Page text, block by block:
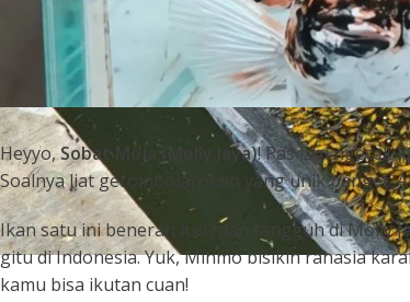
Heyyo,Sobat Moja (Molly Jaya)! Pas lagi ngecek
Soalnya liat gerombolan ikan yang unik banget.
Ikan satu ini beneran lucu dan tangguh di Molly
gitu di Indonesia. Yuk, Minmo bisikin rahasia
kamu bisa ikutan cuan!